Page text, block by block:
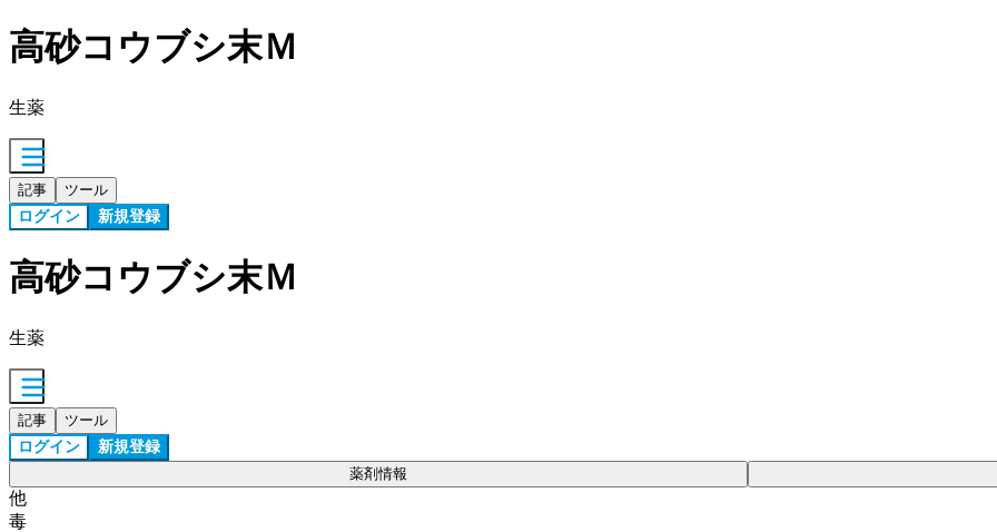
高砂コウブシ末Ｍ
生薬
記事 ツール
ログイン 新規登録
高砂コウブシ末Ｍ
生薬
記事 ツール
ログイン 新規登録
薬剤情報
他
毒